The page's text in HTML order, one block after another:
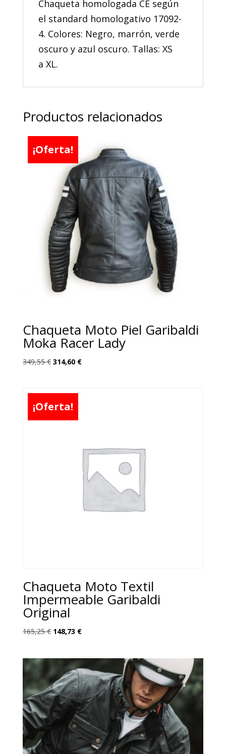
Chaqueta homologada CE según
el standard homologativo 17092-
4. Colores: Negro, marrón, verde
oscuro y azul oscuro. Tallas: XS
a XL.
Productos relacionados
¡Oferta!
Chaqueta Moto Piel Garibaldi
Moka Racer Lady
349,55€ El
era:
349,55 €.
314,60 €El
¡Oferta!
Chaqueta Moto Textil
Impermeable Garibaldi
Original
165,25€ El
165,25 €.
148,73 €El
es:
148,73 €.